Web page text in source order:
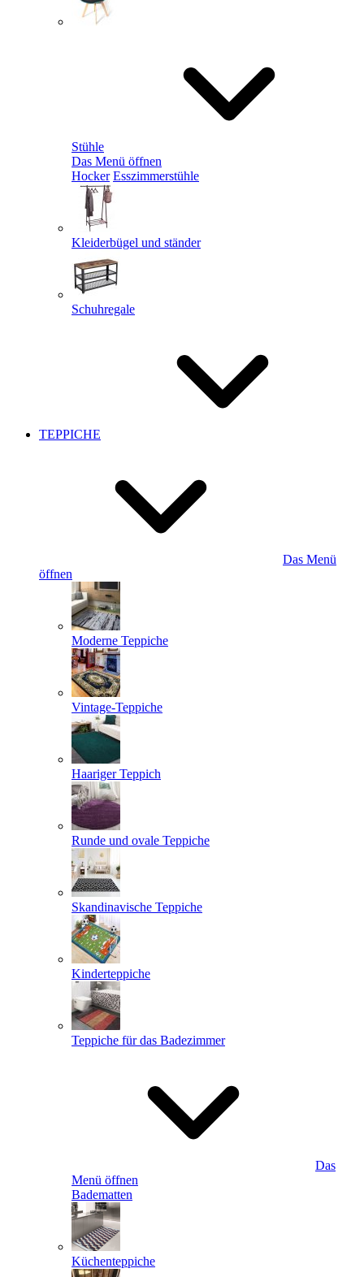
Stühle
Das Menü öffnen
Hocker Esszimmerstühle
Kleiderbügel und ständer
Schuhregale
TEPPICHE
Das Menü
öffnen
Moderne Teppiche
Vintage-Teppiche
Haariger Teppich
Runde und ovale Teppiche
Skandinavische Teppiche
Kinderteppiche
Teppiche für das Badezimmer
Das
Menü öffnen
Badematten
Küchenteppiche